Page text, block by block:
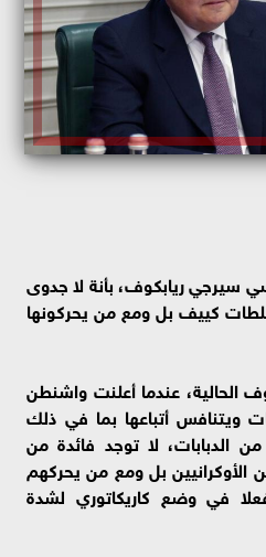
سيرجي ريابكوف، بأنة لا جدوى
كييف بل ومع من يحركونها
عندما أعلنت واشنطن
ويتنافس أتباعها بما في ذلك
الدبابات، لا توجد فائدة من
الأوكرانيين بل ومع من يحركهم
في وضع كاريكاتوري لشدة